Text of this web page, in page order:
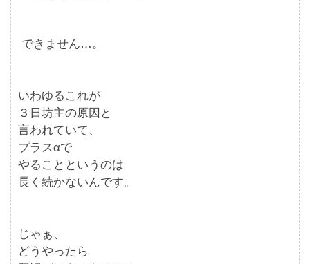
できません…。
いわゆるこれが
３日坊主の原因と
言われていて、
プラスαで
やることというのは
長く続かないんです。
じゃぁ、
どうやったら